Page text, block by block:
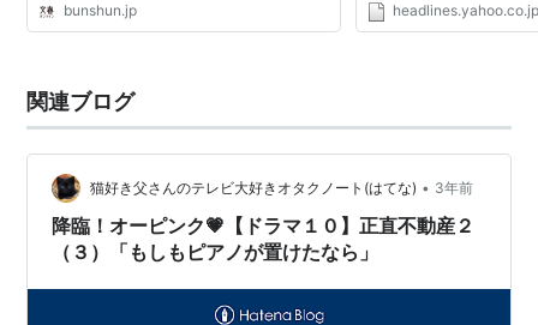
bunshun.jp
関連ブログ
猫好き父さんのテレビ大好きオタクノート(はてな) • 3年前
降臨！オーピンク💗【ドラマ１０】正直不動産２
（３）「もしもピアノが置けたなら」